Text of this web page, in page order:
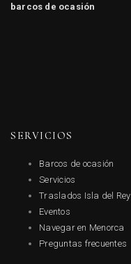
barcos de ocasión
SERVICIOS
Barcos de ocasión
Servicios
Traslados Isla del Rey
Eventos
Navegar en Menorca
Preguntas frecuentes